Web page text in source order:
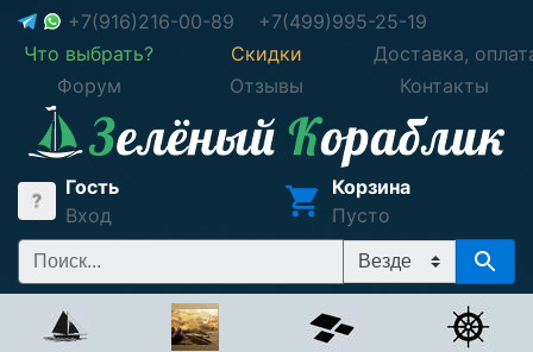
+7(916)216-00-89
+7(499)995-25-19
Что выбрать?
Скидки
Доставка,
Форум
Отзывы Контакты
Гость
Вход
Корзина
Пусто